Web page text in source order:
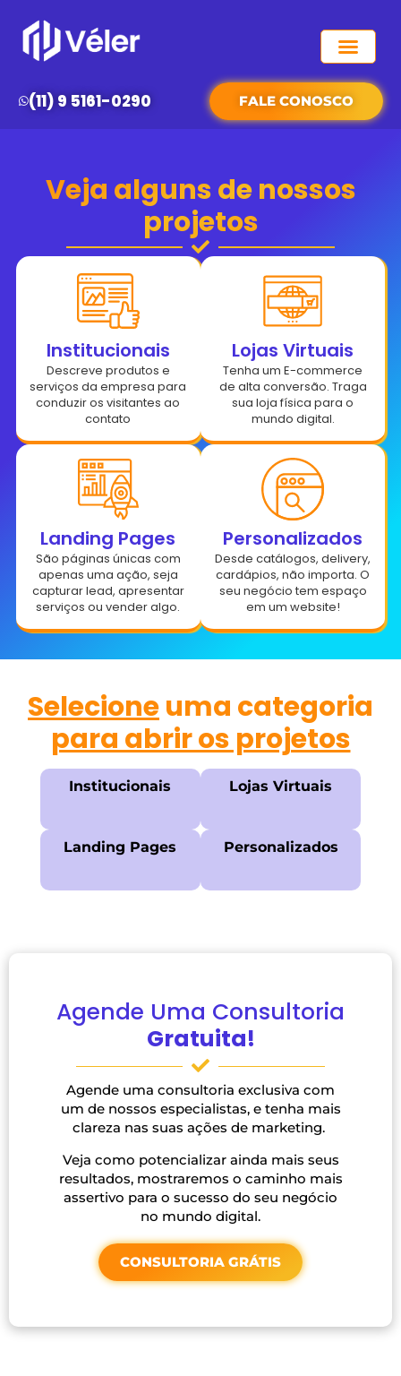
(11) 9 5161-0290 FALE CONOSCO
Veja alguns de nossos
projetos
Institucionais
Descreve produtos e
serviços da empresa para
conduzir os visitantes ao
contato
Lojas Virtuais
Tenha um E-commerce
de alta conversão. Traga
sua loja física para o
mundo digital.
Landing Pages
São páginas únicas com
apenas uma ação, seja
capturar lead, apresentar
serviços ou vender algo.
Personalizados
Desde catálogos, delivery,
cardápios, não importa. O
seu negócio tem espaço
em um website!
Selecioneuma categoria
para abrir os projetos
Institucionais Lojas Virtuais
Landing Pages Personalizados
Agende Uma Consultoria
Gratuita!
Agende uma consultoria exclusiva com
um de nossos especialistas, e tenha mais
clareza nas suas ações de marketing.
Veja como potencializar ainda mais seus
resultados, mostraremos o caminho mais
assertivo para o sucesso do seu negócio
no mundo digital.
CONSULTORIA GRÁTIS